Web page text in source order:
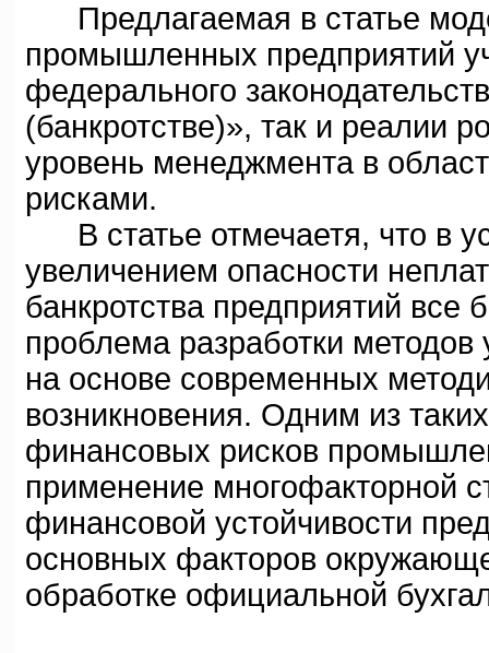
Предлагаемая в статье
промышленных предприятий
федерального
(банкротстве)», так и реалии
уровень менеджмента в
рисками.
В статье отмечаетя, что в
увеличением опасности
банкротства предприятий все
проблема разработки
на основе современных
возникновения. Одним из
финансовых рисков
применение многофакторной
финансовой устойчивости
основных факторов
обработке официальной